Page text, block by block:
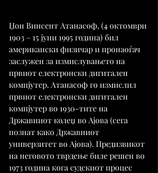
Џон Винсент Атанасоф, (4 октомври
1903 – 15 јуни 1995 година) бил
американски физичар и пронаоѓач
заслужен за измислувањето на
првиот електронски дигитален
компјутер. Атанасоф го измислил
првиот електронски дигитален
компјутер во 1930-тите на
Државниот колеџ во Ајова (сега
познат како Државниот
универзитет во Ајова). Предизвикот
на неговото тврдење биле решен во
1973 година кога судскиот процес